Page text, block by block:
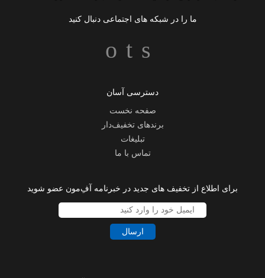
ما را در شبکه های اجتماعی دنبال کنید
دسترسی آسان
صفحه نخست
برندهای تخفیف‌دار
تبلیغات
تماس با ما
برای اطلاع از تخفیف های جدید در خبرنامه آفِ‌مون عضو شوید
ارسال